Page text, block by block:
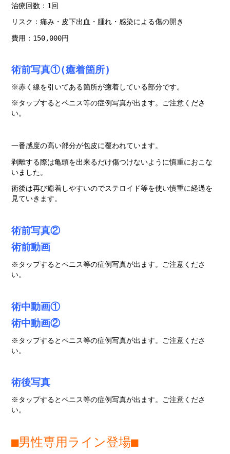
治療回数：1回
リスク：痛み・皮下出血・腫れ・感染による傷の開き
費用：150,000円
術前写真①(癒着箇所)
※赤く線を引いてある箇所が癒着している部分です。
※タップするとペニス等の症例写真が出ます。ご注意くださ
い。
一番感度の高い部分が包皮に覆われています。
剥離する際は亀頭を出来るだけ傷つけないように慎重におこな
いました。
術後は再び癒着しやすいのでステロイド等を使い慎重に経過を
見ていきます。
術前写真②
術前動画
※タップするとペニス等の症例写真が出ます。ご注意くださ
い。
術中動画①
術中動画②
※タップするとペニス等の症例写真が出ます。ご注意くださ
い。
術後写真
※タップするとペニス等の症例写真が出ます。ご注意くださ
い。
■男性専用ライン登場■